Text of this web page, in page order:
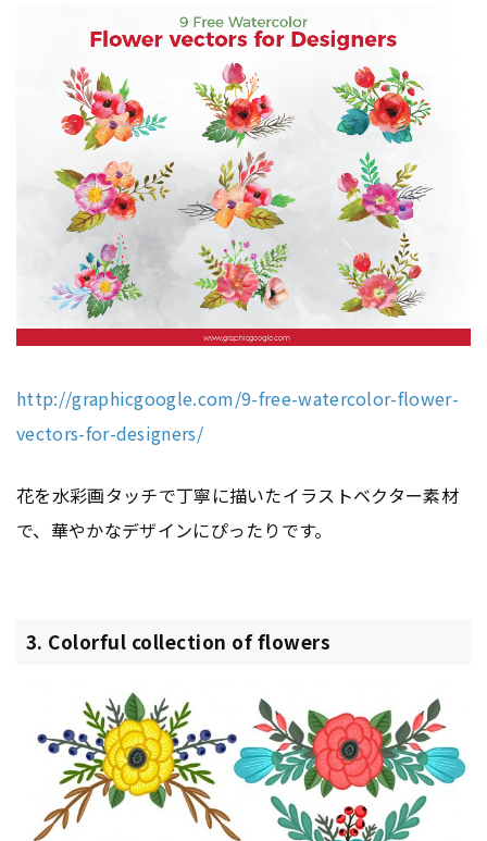
http://graphicgoogle.com/9-free-watercolor-flower-
vectors-for-designers/
花を水彩画タッチで丁寧に描いたイラストベクター素材
で、華やかなデザインにぴったりです。
3. Colorful collection of flowers